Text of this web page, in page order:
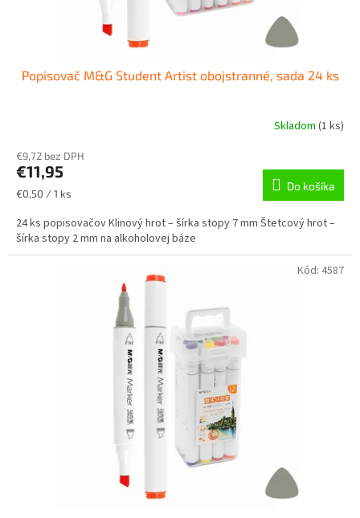
Popisovač M&G Student Artist obojstranné, sada 24 ks
Skladom (1 ks)
€9,72 bez DPH
€11,95
Jednotková
€0,50 / 1 ks
Do košíka
24 ks popisovačov Klinový hrot – šírka stopy 7 mm Štetcový hrot –
šírka stopy 2 mm na alkoholovej báze
Kód: 4587